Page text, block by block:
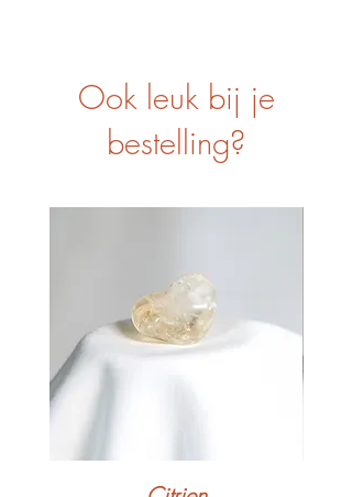
Ook leuk bij je
bestelling?